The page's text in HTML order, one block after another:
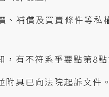
、補償及買賣條件等私
，有不符系爭要點第8
具已向法院起訴文件。